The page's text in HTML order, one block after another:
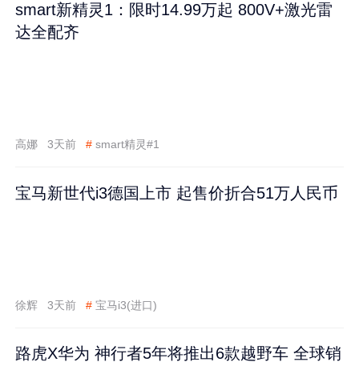
smart新精灵1：限时14.99万起 800V+激光雷
达全配齐
高娜 3天前 # smart精灵#1
宝马新世代i3德国上市 起售价折合51万人民币
徐辉 3天前 # 宝马i3(进口)
路虎X华为 神行者5年将推出6款越野车 全球销